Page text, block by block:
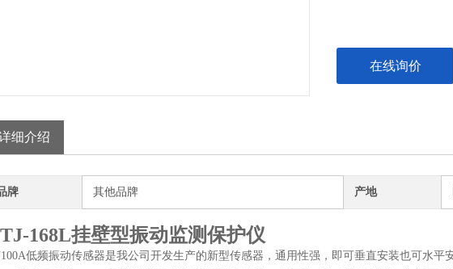
在线询价
细介绍
牌 其他品牌 产地
168L挂壁型振动监测保护仪
低频振动传感器是我公司开发生产的新型传感器，通用性强，即可垂直安装也可水平